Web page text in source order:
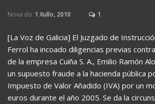
Nova do 1 Xullo, 2010 1
[La Voz de Galicia] El Juzgado de
Ferrol ha incoado diligencias previas
de la empresa Cuiña S. A., Emilio Ramón
un supuesto fraude a la hacienda pública
Impuesto de Valor Añadido (IVA) por un
euros durante el año 2005. Se da la